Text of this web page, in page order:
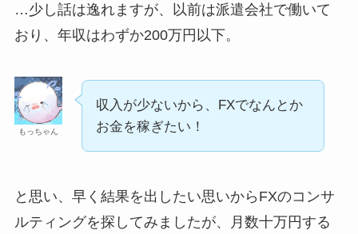
…少し話は逸れますが、以前は派遣会社で働いて
おり、年収はわずか200万円以下。
もっちゃん
収入が少ないから、FXでなんとか
お金を稼ぎたい！
と思い、早く結果を出したい思いからFXのコンサ
ルティングを探してみましたが、月数十万円する